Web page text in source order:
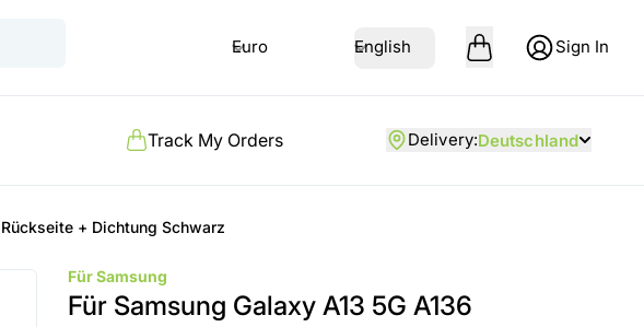
Euro English Sign In
Track My Orders Delivery:Deutschland
+ Dichtung Schwarz
Für Samsung
Für Samsung Galaxy A13 5G A136